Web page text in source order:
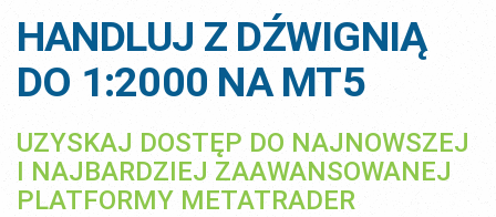
HANDLUJ Z DŹWIGNIĄ
DO 1:2000 NA MT5
UZYSKAJ DOSTĘP DO NAJNOWSZEJ
I NAJBARDZIEJ ZAAWANSOWANEJ
PLATFORMY METATRADER